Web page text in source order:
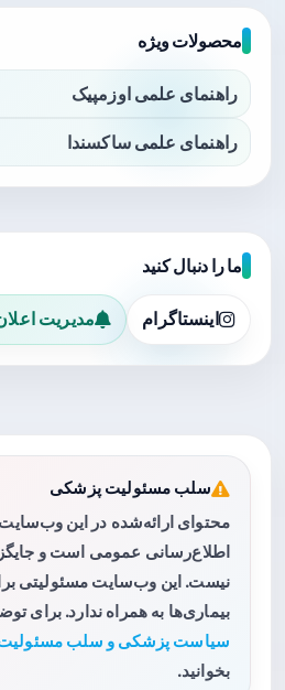
محصولات ویژه
راهنمای علمی اوزمپیک
راهنمای علمی ساکسندا
ما را دنبال کنید
اینستاگرام مدیریت
سلب مسئولیت پزشکی
محتوای ارائه‌شده در این
اطلاع‌رسانی عمومی است و
نیست. این وب‌سایت مسئولیتی
بیماری‌ها به همراه ندارد. برای
سیاست پزشکی و سلب
بخوانید.